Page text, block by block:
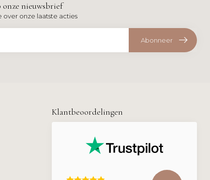
nieuwsbrief
over onze laatste acties
Abonneer
Klantbeoordelingen